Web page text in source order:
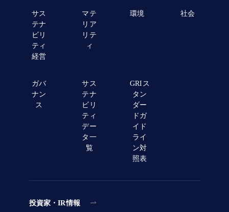
サス
テナ
ビリ
ティ
経営
マテ
リア
リテ
ィ
環境 社会
ガバ
ナン
ス
サス
テナ
ビリ
ティ
デー
タ一
覧
GRIス
タン
ダー
ドガ
イド
ライ
ン対
照表
投資家・IR情報